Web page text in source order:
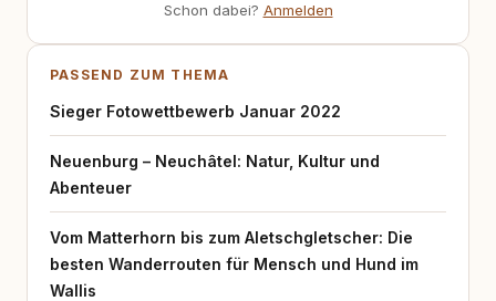
Schon dabei? Anmelden
PASSEND ZUM THEMA
Sieger Fotowettbewerb Januar 2022
Neuenburg – Neuchâtel: Natur, Kultur und
Abenteuer
Vom Matterhorn bis zum Aletschgletscher: Die
besten Wanderrouten für Mensch und Hund im
Wallis